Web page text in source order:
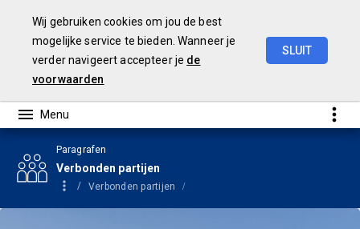
Wij gebruiken cookies om jou de best
mogelijke service te bieden. Wanneer je
verder navigeert accepteer je de
voorwaarden
SLUIT
Paragrafen
Verbonden partijen
Verbonden partijen
Gemeenschappelijke regelingen